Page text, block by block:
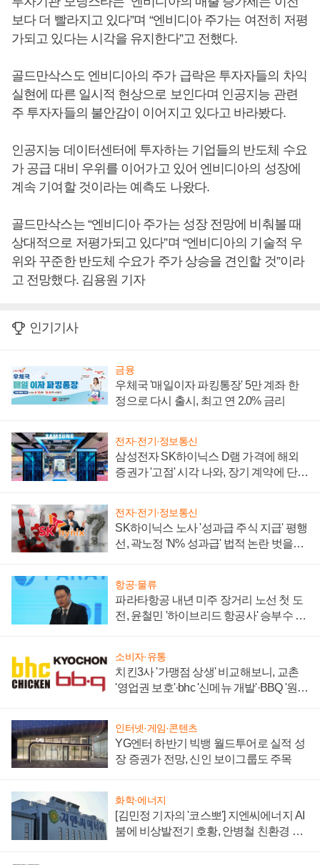
보다 더 빨라지고 있다”며 “엔비디아 주가는 여전히 저평
가되고 있다는 시각을 유지한다”고 전했다.
골드만삭스도 엔비디아의 주가 급락은 투자자들의 차익
실현에 따른 일시적 현상으로 보인다며 인공지능 관련
주 투자자들의 불안감이 이어지고 있다고 바라봤다.
인공지능 데이터센터에 투자하는 기업들의 반도체 수요
가 공급 대비 우위를 이어가고 있어 엔비디아의 성장에
계속 기여할 것이라는 예측도 나왔다.
골드만삭스는 “엔비디아 주가는 성장 전망에 비춰볼 때
상대적으로 저평가되고 있다”며 “엔비디아의 기술적 우
위와 꾸준한 반도체 수요가 주가 상승을 견인할 것”이라
고 전망했다. 김용원 기자
인기기사
금융
우체국 '매일이자 파킹통장' 5만 계좌 한
정으로 다시 출시, 최고 연 2.0% 금리
전자·전기·정보통신
삼성전자 SK하이닉스 D램 가격에 해외
증권가 '고점' 시각 나와, 장기 계약에 단점
전자·전기·정보통신
SK하이닉스 노사 '성과급 주식 지급' 평행
선, 곽노정 'N% 성과급' 법적 논란 벗을지
항공·물류
파라타항공 내년 미주 장거리 노선 첫 도
전, 윤철민 '하이브리드 항공사' 승부수 통
소비자·유통
치킨3사 '가맹점 상생' 비교해보니, 교촌
'영업권 보호'·bhc '신메뉴 개발'·BBQ '원가
인터넷·게임·콘텐츠
YG엔터 하반기 빅뱅 월드투어로 실적 성
장 증권가 전망, 신인 보이그룹도 주목
화학·에너지
[김민정 기자의 '코스뽀'] 지엔씨에너지 AI
붐에 비상발전기 호황, 안병철 친환경 에